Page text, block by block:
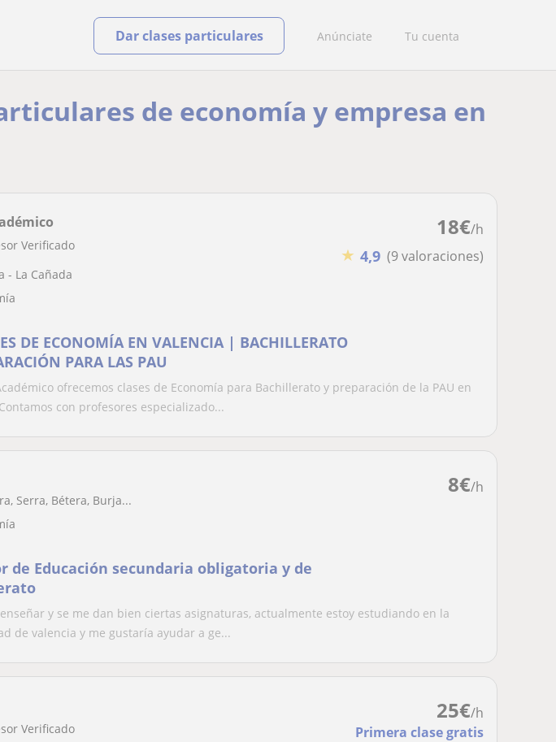
Anúnciate Tu cuenta
Dar clases particulares
de economía y empresa en
18€/h
★ 4,9 (9 valoraciones)
Verificado
- La Cañada
DE ECONOMÍA EN VALENCIA | BACHILLERATO
PARA LAS PAU
ofrecemos clases de Economía para Bachillerato y preparación de la PAU en
con profesores especializado...
8€/h
Serra, Bétera, Burja...
de Educación secundaria obligatoria y de
y se me dan bien ciertas asignaturas, actualmente estoy estudiando en la
de valencia y me gustaría ayudar a ge...
25€/h
Primera clase gratis
Verificado